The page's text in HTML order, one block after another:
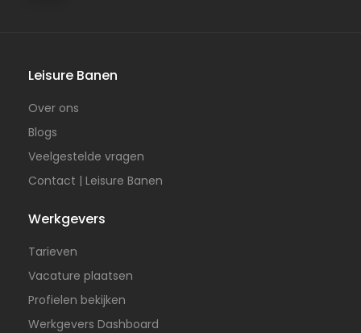
Leisure Banen
Over ons
Blogs
Veelgestelde vragen
Contact | Leisure Banen
Werkgevers
Tarieven
Vacature plaatsen
Profielen bekijken
Werkgevers Dashboard